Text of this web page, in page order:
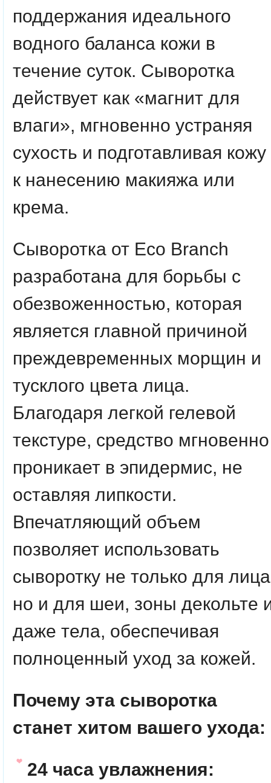
поддержания идеального
водного баланса кожи в
течение суток. Сыворотка
действует как «магнит для
влаги», мгновенно устраняя
сухость и подготавливая кожу
к нанесению макияжа или
крема.
Сыворотка от Eco Branch
разработана для борьбы с
обезвоженностью, которая
является главной причиной
преждевременных морщин и
тусклого цвета лица.
Благодаря легкой гелевой
текстуре, средство мгновенно
проникает в эпидермис, не
оставляя липкости.
Впечатляющий объем
позволяет использовать
сыворотку не только для
но и для шеи, зоны декольте
даже тела, обеспечивая
полноценный уход за кожей.
Почему эта сыворотка
станет хитом вашего ухода:
24 часа увлажнения: